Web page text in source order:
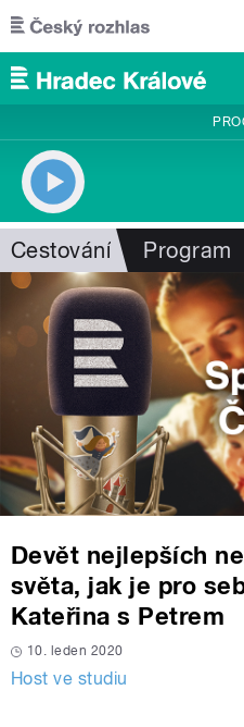
Přejít k hlavnímu obsahu
Cestování Program
Devět nejlepších
světa, jak je pro
Kateřina s Petrem
10. leden 2020
Host ve studiu